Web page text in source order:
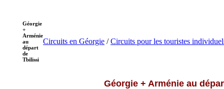
Géorgie
+
Arménie
au
départ
de
Tbilissi
Circuits en Géorgie /Circuits pour les touristes
Géorgie + Arménie au